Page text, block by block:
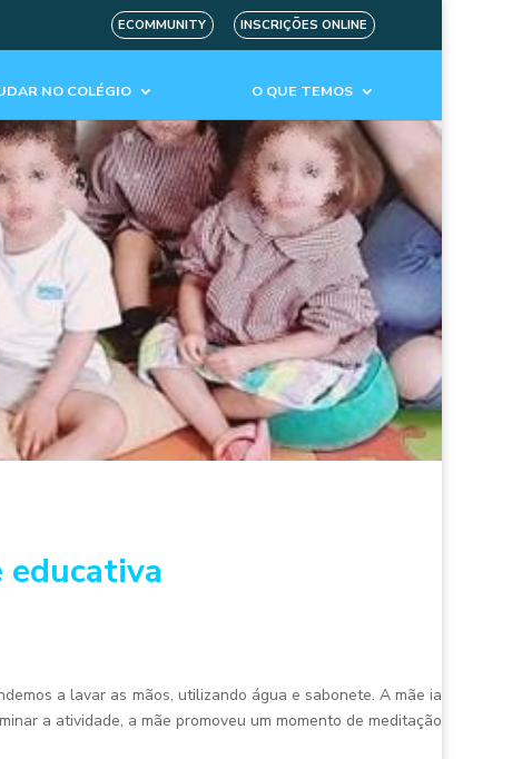
ECOMMUNITY INSCRIÇÕES ONLINE
NO COLÉGIO O QUE TEMOS
educativa
a lavar as mãos, utilizando água e sabonete. A mãe ia
a atividade, a mãe promoveu um momento de meditação